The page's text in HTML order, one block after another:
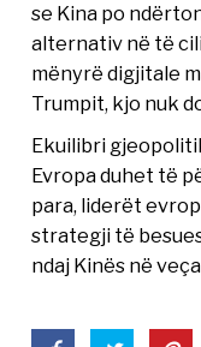
se Kina po
alternativ në të
mënyrë digjitale
Trumpit, kjo nuk
Ekuilibri
Evropa duhet të
para, liderët
strategji të
ndaj Kinës në